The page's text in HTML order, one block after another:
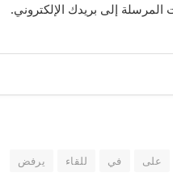
إلى بريدك الإلكتروني.
على في للقاء يرفض